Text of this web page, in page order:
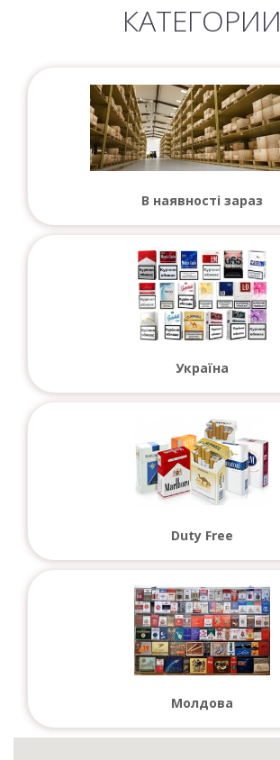
КАТЕГОРИИ
В наявності зараз
Україна
Duty Free
Молдова